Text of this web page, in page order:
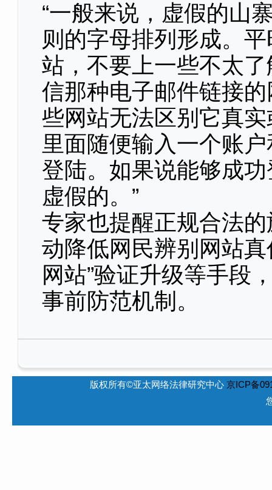
“一般来说，虚假的山
则的字母排列形成。
站，不要上一些不太
信那种电子邮件链接
些网站无法区别它真
里面随便输入一个账
登陆。如果说能够成
虚假的。”
专家也提醒正规合法
动降低网民辨别网站
网站”验证升级等手段
事前防范机制。
版权所有©亚太网络法律研究中心 京ICP备